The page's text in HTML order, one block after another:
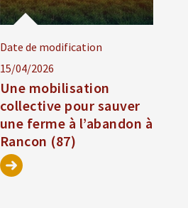
Date de modification
15/04/2026
Une mobilisation
collective pour sauver
une ferme à l’abandon à
Rancon (87)